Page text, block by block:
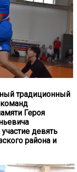
традиционный
Героя
девять
района и